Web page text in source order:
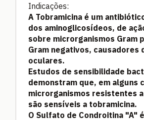
Indicações:
A Tobramicina é um
dos aminoglicosídeos, de
sobre microrganismos Gram
Gram negativos, causadores
oculares.
Estudos de sensibilidade
demonstram que, em alguns
microrganismos resistentes
são sensíveis a tobramicina.
O Sulfato de Condroitina "A"